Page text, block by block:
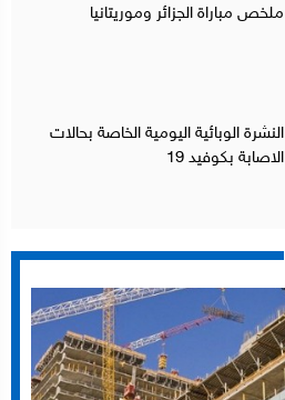
ملخص مباراة الجزائر وموريتانيا
النشرة الوبائية اليومية الخاصة بحالات
الاصابة بكوفيد 19